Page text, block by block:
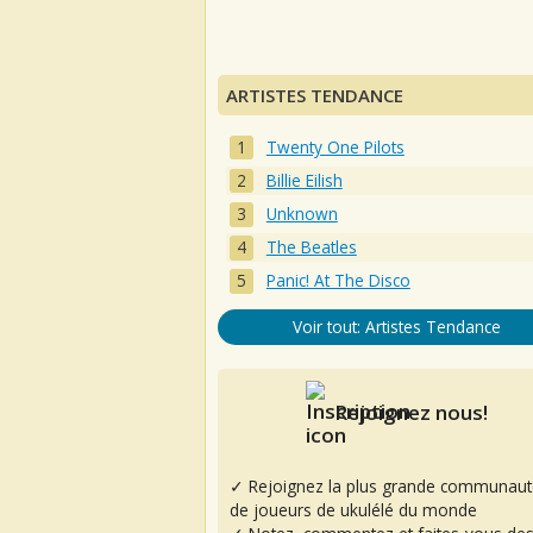
ARTISTES TENDANCE
Twenty One Pilots
Billie Eilish
Unknown
The Beatles
Panic! At The Disco
Voir tout: Artistes Tendance
Rejoignez nous!
✓ Rejoignez la plus grande
de joueurs de ukulélé du monde